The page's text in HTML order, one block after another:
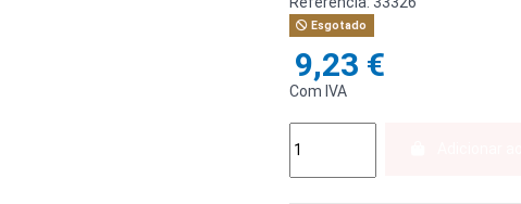
Esgotado
9,23 €
Com IVA